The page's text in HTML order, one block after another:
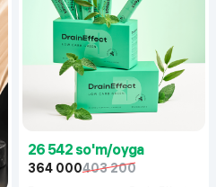
26 542 so'm/oyga
364 000403 200